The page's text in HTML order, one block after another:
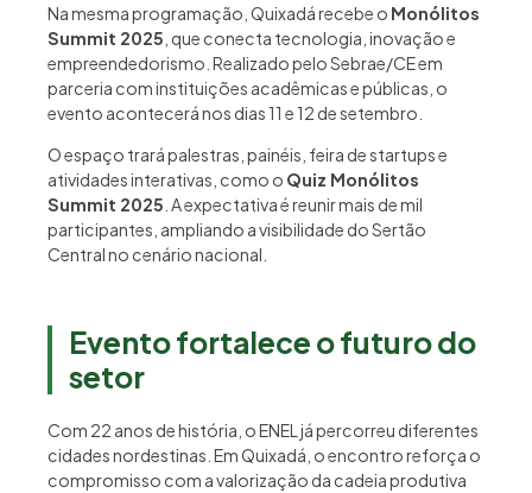
Na mesma programação, Quixadá recebe o Monólitos
Summit 2025 , que conecta tecnologia, inovação e
empreendedorismo. Realizado pelo Sebrae/CE em
parceria com instituições acadêmicas e públicas, o
evento acontecerá nos dias 11 e 12 de setembro.
O espaço trará palestras, painéis, feira de startups e
atividades interativas, como o Quiz Monólitos
Summit 2025 . A expectativa é reunir mais de mil
participantes, ampliando a visibilidade do Sertão
Central no cenário nacional.
Evento fortalece o futuro do
setor
Com 22 anos de história, o ENEL já percorreu diferentes
cidades nordestinas. Em Quixadá, o encontro reforça o
compromisso com a valorização da cadeia produtiva